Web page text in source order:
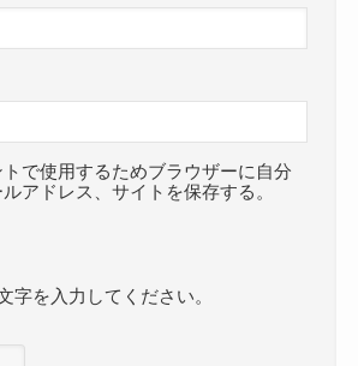
で使用するためブラウザーに自分
アドレス、サイトを保存する。
字を入力してください。